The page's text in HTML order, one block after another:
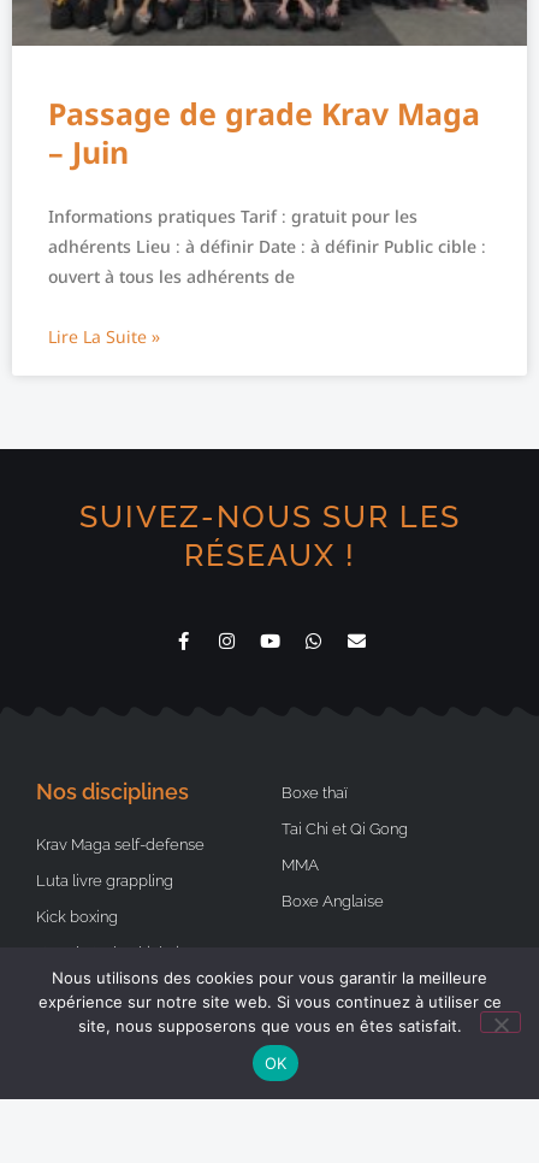
Passage de grade Krav Maga
– Juin
Informations pratiques Tarif : gratuit pour les
adhérents Lieu : à définir Date : à définir Public cible :
ouvert à tous les adhérents de
Lire La Suite »
SUIVEZ-NOUS SUR LES
RÉSEAUX !
Nos disciplines
Krav Maga self-defense
Luta livre grappling
Kick boxing
Karaté Kyokushinkai
Jiu-Jitsu Brésilien
Boxe thaï
Tai Chi et Qi Gong
MMA
Boxe Anglaise
Nous utilisons des cookies pour vous garantir la meilleure
expérience sur notre site web. Si vous continuez à utiliser ce
site, nous supposerons que vous en êtes satisfait.
OK